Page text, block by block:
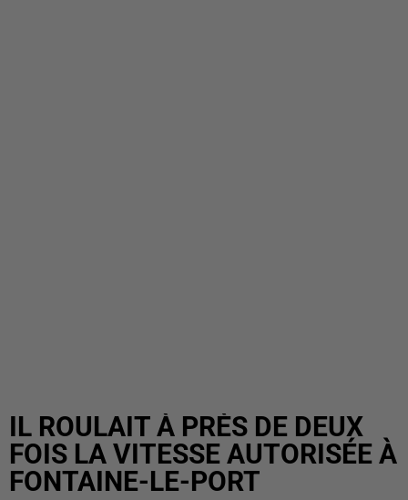
IL ROULAIT À PRÈS DE DEUX
FOIS LA VITESSE AUTORISÉE À
FONTAINE-LE-PORT